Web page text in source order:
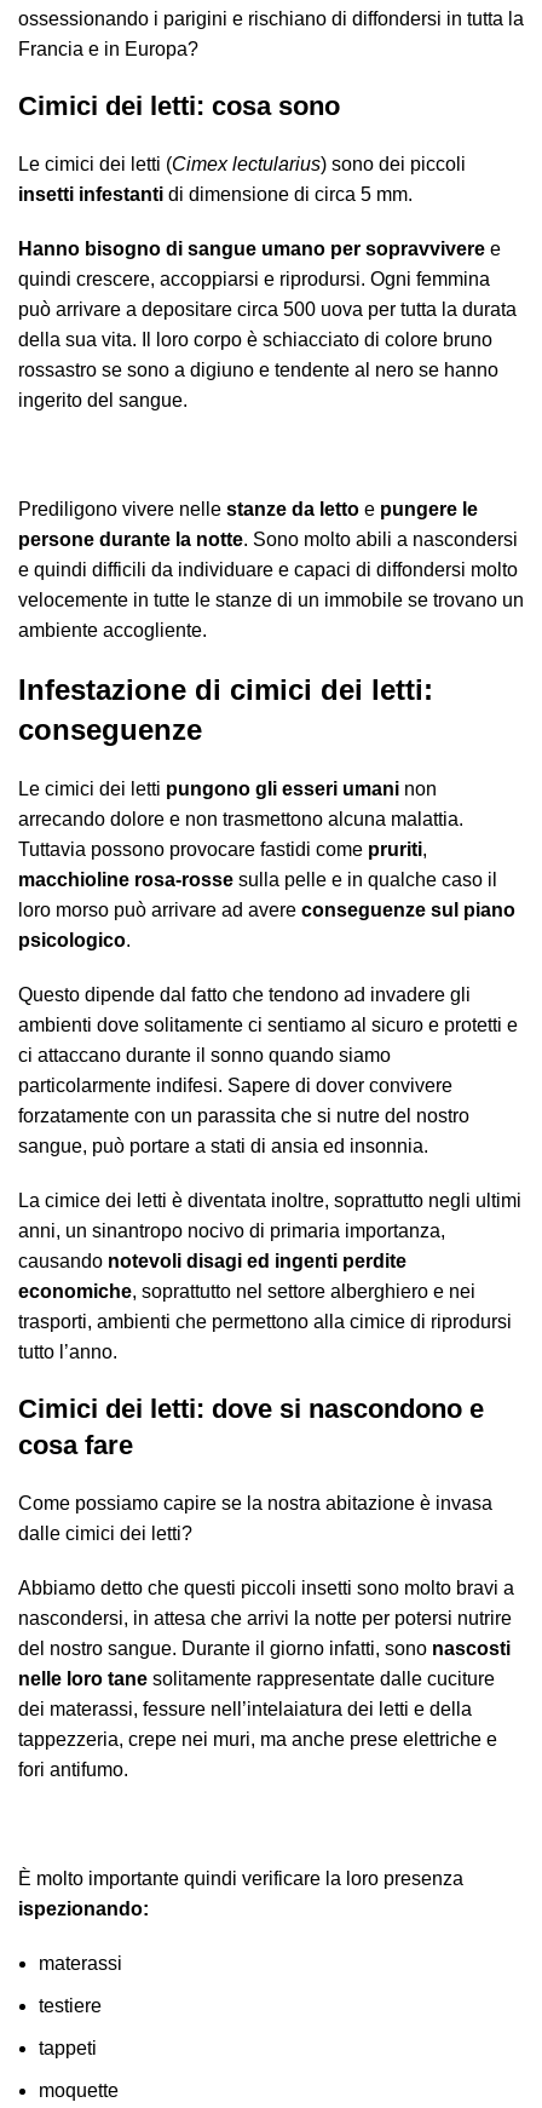
ossessionando i parigini e rischiano di diffondersi in tutta la
Francia e in Europa?
Cimici dei letti: cosa sono
Le cimici dei letti (Cimex lectularius) sono dei piccoli
insetti infestanti di dimensione di circa 5 mm.
Hanno bisogno di sangue umano per sopravvivere e
quindi crescere, accoppiarsi e riprodursi. Ogni femmina
può arrivare a depositare circa 500 uova per tutta la durata
della sua vita. Il loro corpo è schiacciato di colore bruno
rossastro se sono a digiuno e tendente al nero se hanno
ingerito del sangue.
Prediligono vivere nelle stanze da letto e pungere le
persone durante la notte. Sono molto abili a nascondersi
e quindi difficili da individuare e capaci di diffondersi molto
velocemente in tutte le stanze di un immobile se trovano un
ambiente accogliente.
Infestazione di cimici dei letti:
conseguenze
Le cimici dei letti pungono gli esseri umani non
arrecando dolore e non trasmettono alcuna malattia.
Tuttavia possono provocare fastidi come pruriti,
macchioline rosa-rosse sulla pelle e in qualche caso il
loro morso può arrivare ad avere conseguenze sul piano
psicologico.
Questo dipende dal fatto che tendono ad invadere gli
ambienti dove solitamente ci sentiamo al sicuro e protetti e
ci attaccano durante il sonno quando siamo
particolarmente indifesi. Sapere di dover convivere
forzatamente con un parassita che si nutre del nostro
sangue, può portare a stati di ansia ed insonnia.
La cimice dei letti è diventata inoltre, soprattutto negli ultimi
anni, un sinantropo nocivo di primaria importanza,
causando notevoli disagi ed ingenti perdite
economiche, soprattutto nel settore alberghiero e nei
trasporti, ambienti che permettono alla cimice di riprodursi
tutto l’anno.
Cimici dei letti: dove si nascondono e
cosa fare
Come possiamo capire se la nostra abitazione è invasa
dalle cimici dei letti?
Abbiamo detto che questi piccoli insetti sono molto bravi a
nascondersi, in attesa che arrivi la notte per potersi nutrire
del nostro sangue. Durante il giorno infatti, sono nascosti
nelle loro tane solitamente rappresentate dalle cuciture
dei materassi, fessure nell’intelaiatura dei letti e della
tappezzeria, crepe nei muri, ma anche prese elettriche e
fori antifumo.
È molto importante quindi verificare la loro presenza
ispezionando:
materassi
testiere
tappeti
moquette